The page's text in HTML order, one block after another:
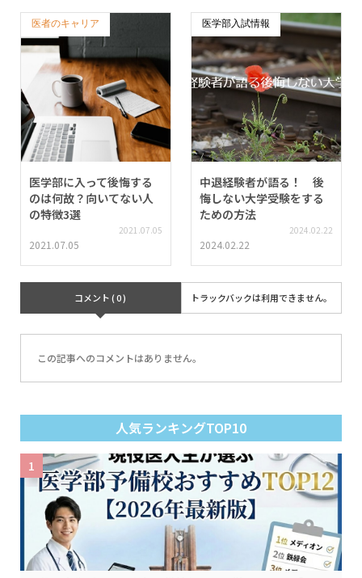
医者のキャリア
医学部に入って後悔する
のは何故？向いてない人
の特徴3選
2021.07.05
2021.07.05
医学部入試情報
中退経験者が語る！ 後
悔しない大学受験をする
ための方法
2024.02.22
2024.02.22
コメント ( 0 ) トラックバックは利用できません。
この記事へのコメントはありません。
人気ランキングTOP10
1